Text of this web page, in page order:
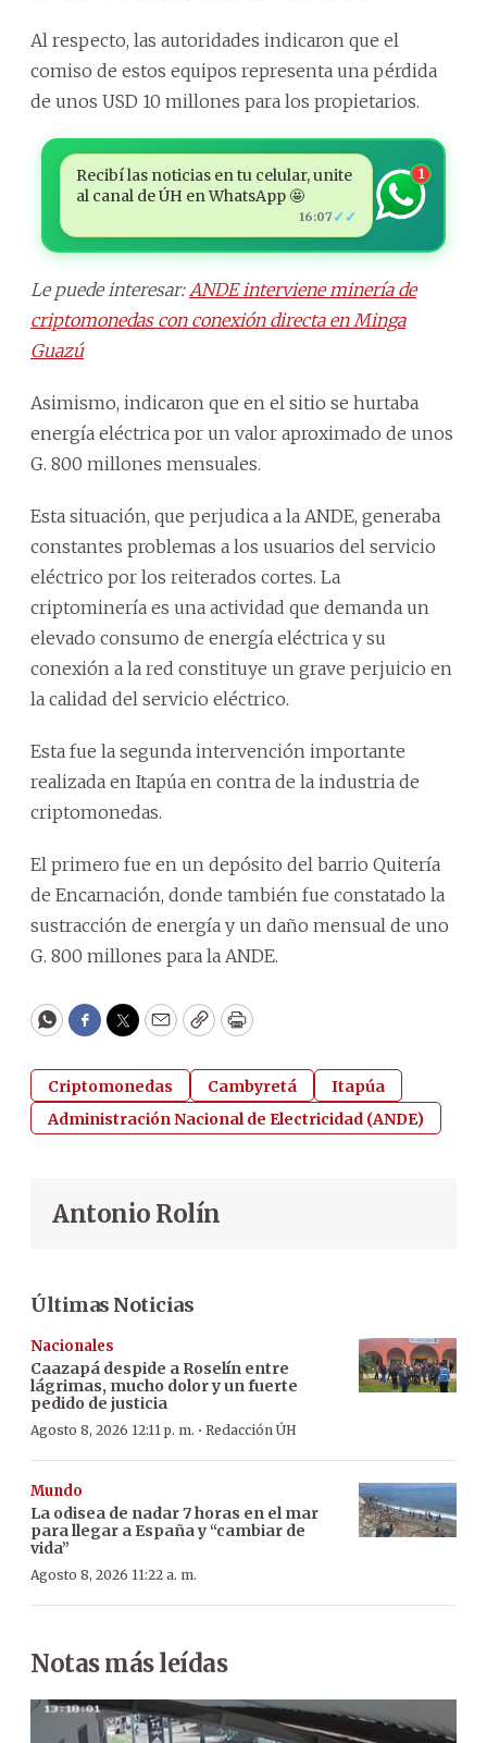
Al respecto, las autoridades indicaron que el
comiso de estos equipos representa una pérdida
de unos USD 10 millones para los propietarios.
Recibí las noticias en tu celular, unite
al canal de ÚH en WhatsApp 🤩
16:07 ✓✓
1
Le puede interesar: ANDE interviene minería de
criptomonedas con conexión directa en Minga
Guazú
Asimismo, indicaron que en el sitio se hurtaba
energía eléctrica por un valor aproximado de unos
G. 800 millones mensuales.
Esta situación, que perjudica a la ANDE, generaba
constantes problemas a los usuarios del servicio
eléctrico por los reiterados cortes. La
criptominería es una actividad que demanda un
elevado consumo de energía eléctrica y su
conexión a la red constituye un grave perjuicio en
la calidad del servicio eléctrico.
Esta fue la segunda intervención importante
realizada en Itapúa en contra de la industria de
criptomonedas.
El primero fue en un depósito del barrio Quitería
de Encarnación, donde también fue constatado la
sustracción de energía y un daño mensual de uno
G. 800 millones para la ANDE.
WhatsApp
Facebook
Twitter
EmailCopyPrint
Criptomonedas Cambyretá
Itapúa
Administración Nacional de Electricidad (ANDE)
Antonio Rolín
Últimas Noticias
Nacionales
Caazapá despide a Roselín entre
lágrimas, mucho dolor y un fuerte
pedido de justicia
Agosto 8, 2026 12:11 p. m. · Redacción ÚH
Mundo
La odisea de nadar 7 horas en el mar
para llegar a España y “cambiar de
vida”
Agosto 8, 2026 11:22 a. m.
Notas más leídas